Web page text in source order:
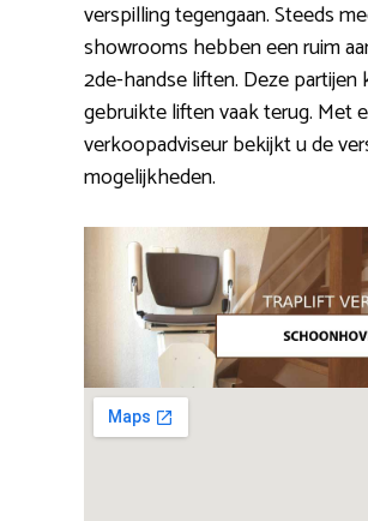
verspilling tegengaan. Steeds
showrooms hebben een ruim
2de-handse liften. Deze partijen
gebruikte liften vaak terug. Met
verkoopadviseur bekijkt u de
mogelijkheden.